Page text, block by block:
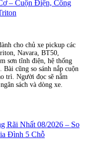
– Cuộn Điện, Công
cho chủ xe pickup các
Navara, BT50,
sơn tĩnh điện, hệ thống
cũng so sánh nắp cuộn
trì. Người đọc sẽ nắm
sách và dòng xe.
Rãi Nhất 08/2026 – So
Đình 5 Chỗ